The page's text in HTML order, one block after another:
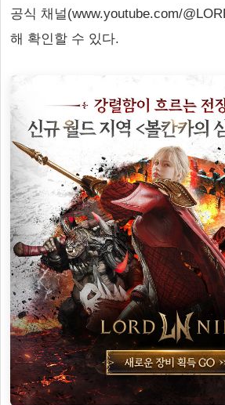
공식 채널(www.youtube.com/
해 확인할 수 있다.